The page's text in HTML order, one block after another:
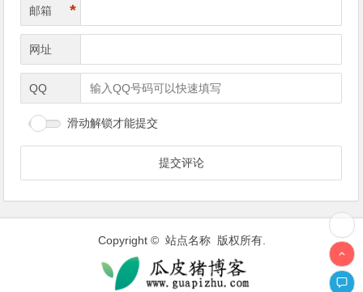
邮箱 *
网址
QQ
滑动解锁才能提交
Copyright © 站点名称 版权所有.